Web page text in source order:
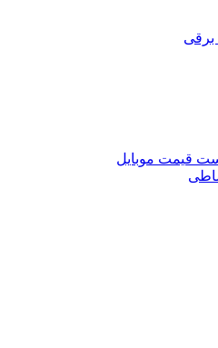
برقی
قیمت موبایل